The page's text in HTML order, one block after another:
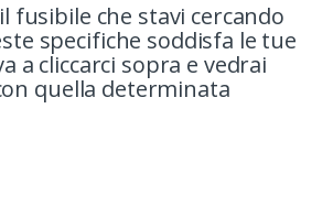
fusibile che stavi cercando
specifiche soddisfa le tue
a cliccarci sopra e vedrai
quella determinata